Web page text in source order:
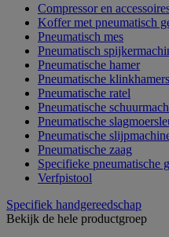
Compressor en
Koffer met pneumatisch
Pneumatisch mes
Pneumatisch
Pneumatische hamer
Pneumatische klinkhamers
Pneumatische ratel
Pneumatische
Pneumatische
Pneumatische
Pneumatische zaag
Specifieke pneumatische
Verfpistool
Specifiek handgereedschap
Bekijk de hele productgroep